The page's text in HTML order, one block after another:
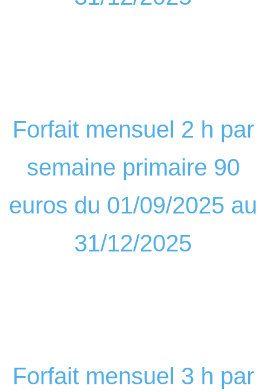
Forfait mensuel 2 h par
semaine primaire 90
euros du 01/09/2025 au
31/12/2025
Forfait mensuel 3 h par